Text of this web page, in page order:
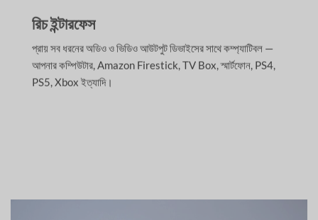
রিচ ইন্টারফেস
প্রায় সব ধরনের অডিও ও ভিডিও আউটপুট ডিভাইসের সাথে কম্প্যাটিবল —
আপনার কম্পিউটার, Amazon Firestick, TV Box, স্মার্টফোন, PS4,
PS5, Xbox ইত্যাদি।